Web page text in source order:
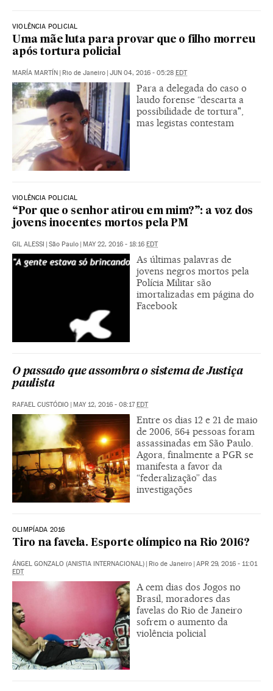
VIOLÊNCIA POLICIAL
Uma mãe luta para provar que o filho morreu
após tortura policial
MARÍA MARTÍN | Rio de Janeiro | JUN 04, 2016 - 05:28 EDT
Para a delegada do caso o
laudo forense “descarta a
possibilidade de tortura",
mas legistas contestam
VIOLÊNCIA POLICIAL
“Por que o senhor atirou em mim?”: a voz dos
jovens inocentes mortos pela PM
GIL ALESSI | São Paulo | MAY 22, 2016 - 18:16 EDT
As últimas palavras de
jovens negros mortos pela
Polícia Militar são
imortalizadas em página do
Facebook
O passado que assombra o sistema de Justiça
paulista
RAFAEL CUSTÓDIO | MAY 12, 2016 - 08:17EDT
Entre os dias 12 e 21 de maio
de 2006, 564 pessoas foram
assassinadas em São Paulo.
Agora, finalmente a PGR se
manifesta a favor da
“federalização” das
investigações
OLIMPÍADA 2016
Tiro na favela. Esporte olímpico na Rio 2016?
ÁNGEL GONZALO (ANISTIA INTERNACIONAL) | Rio de Janeiro | APR 29, 2016 - 11:01
EDT
A cem dias dos Jogos no
Brasil, moradores das
favelas do Rio de Janeiro
sofrem o aumento da
violência policial